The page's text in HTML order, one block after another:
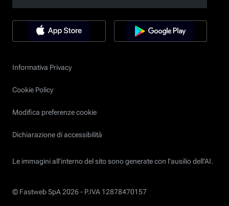
Informativa Privacy
Cookie Policy
Modifica preferenze cookie
Dichiarazione di accessibilità
Le immagini all’interno del sito sono generate con l'ausilio dell'AI.
© Fastweb SpA 2026 - P.IVA 12878470157